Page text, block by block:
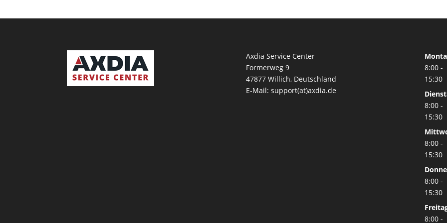
Axdia Service Center
Formerweg 9
47877 Willich, Deutschland
E-Mail: support(at)axdia.de
8:00 -
15:30
8:00 -
15:30
8:00 -
15:30
8:00 -
15:30
8:00 -